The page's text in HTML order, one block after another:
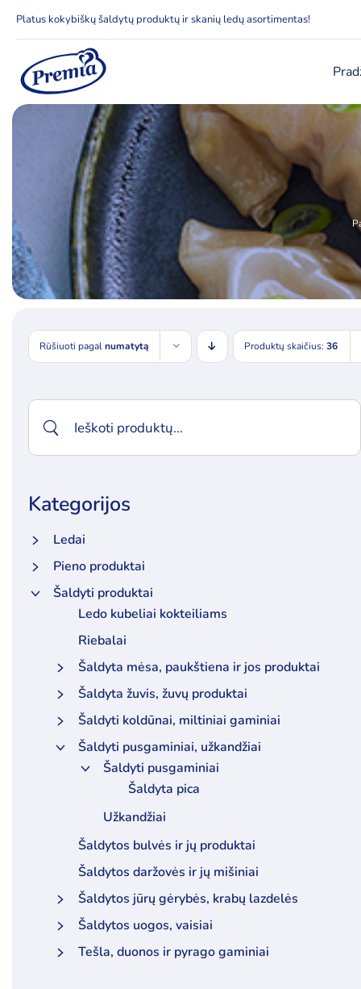
Platus kokybiškų šaldytų produktų ir skanių ledų asortimentas!
Rūšiuoti pagalnumatytą Produktų skaičius: 36
Kategorijos
Ledai
Pieno produktai
Šaldyti produktai
Ledo kubeliai kokteiliams
Riebalai
Šaldyta mėsa, paukštiena ir jos produktai
Šaldyta žuvis, žuvų produktai
Šaldyti koldūnai, miltiniai gaminiai
Šaldyti pusgaminiai, užkandžiai
Šaldyti pusgaminiai
Šaldyta pica
Užkandžiai
Šaldytos bulvės ir jų produktai
Šaldytos daržovės ir jų mišiniai
Šaldytos jūrų gėrybės, krabų lazdelės
Šaldytos uogos, vaisiai
Tešla, duonos ir pyrago gaminiai